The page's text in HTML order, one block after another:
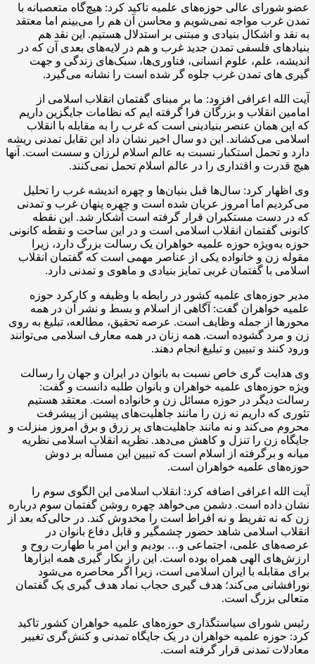
عضو شورای عالی حوزه‌های علمیه تاکید کرد: هیچ‌گاه متعصبانه با
تمدن غرب مواجه نمی‌شویم و محاسن آن هم را می‌بینم اما معتقد
به نقد و اشکال بنیادی و مبتنی بر استدلال هستیم. این نقد هم
بنیادهای فلسفی تمدن جدید غرب و هم در لایه‌های بعدی آن که در
اندیشه، علم، علوم انسانی، فناوری‌ها، سبک‌های زندگی و جهت
گیری های تمدن غرب جلوه گر شده است را نشانه می‌گیرد.
آیت الله اعرافی افزود: ما بر مبنای گفتمان انقلاب اسلامی از
امامین انقلاب و بزرگان فرا گرفته ایم که نظامات جایگزین داریم
که این همان عنصر بنیادینی است که غرب را به مقابله با انقلاب
اسلامی می‌کشاند. این دو سال اخیر نشان داد این تقابل تمدنی ریشه
دارد و تحمل استکبار نسبت به عالم اسلام لرزان و سست است. آنها
هیچ قدرت و اقتداری را در عالم اسلام تحمل نمی‌کنند.
وی اظهار کرد: سال‌ها قبل بنیان‌ها و چهره اندیشه غرب را تحلیل
می‌کردیم اما امروز عریان شده است و چهره پنهان غرب و تمدنی
که در دست مستکبران قرار گرفته است آشکار شد. این نقطه
کانونی گفتمان انقلاب اسلامی است و در این ساحت و نقطه کانونی
حوزه به‌ویژه حوزه علمیه خواهران یک رسالت بزرگ دارد، زیرا
مقوله زن و خانواده یکی از عناصر مهمی است که گفتمان انقلاب
اسلامی با گفتمان غربی تمایز بنیادی و ماهوی و تمدنی دارد.
مدیر حوزه‌های علمیه کشور در رابطه با وظیفه و کارکرد حوزه
علمیه خواهران گفت: آگاهی از اسلام و بسط و نشر آن در همه
محورها از جمله وظایف است. عرصه تحقیق، مطالعه، تبلیغ به روی
زن و مرد گشوده است. همه زنان در همه معارف اسلامی می‌توانند
ورود کنند و تبیین و تبلیغ انجام دهند.
وی هدایت گری خاص نسبت به بانوان در ایران و جهان را رسالت
ویژه حوزه‌های علمیه خواهران و بانوان طلبه دانست و گفت:
رسالت دیگر در حوزه مسائل زن و خانواده است. معتقد هستیم
تئوری که داریم نه زن را مانند جاهلیت‌های پیشین از پیشرفت
محروم می‌کند و نه مانند جاهلیت‌های پر زرق و برق امروز منزلت و
جایگاه زن را تنزل و کاهش می‌دهد. نظریه انقلاب اسلامی نظریه
میانه و برگرفته از اسلام است که تبیین این مسأله بر دوش
حوزه‌های علمیه خواهران است.
آیت الله اعرافی اضافه کرد: انقلاب اسلامی این الگوی سوم را
نشان داده است. دشمن می‌خواهد چهره روشن گفتمان سوم درباره
زن که نه تفریط و نه افراط است را مخدوش کند. در حالی‌که بعد از
انقلاب اسلامی شاهد حضور چشمگیر و قابل دفاع بانوان در
عرصه‌های علمی، اجتماعی و… بودیم و این امر با طهارت روح و
ارزش‌های الهی همراه بوده است. این راز بکار گیری همه ابزارها
برای مقابله با ایران اسلامی است، زیرا اگر محاصره می‌شود
نورافشانی می‌کند؛ هدف گیری حجاب نماد هدف گیری یک گفتمان
متعالی بزرگ است.
رئیس شورای سیاستگذاری حوزه‌های علمیه خواهران کشور تاکید
کرد: حوزه علمیه خواهران در یک جایگاه تمدنی و کنش‌گری تغییر
معادلات تمدنی قرار گرفته است.